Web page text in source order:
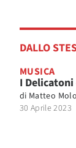
DALLO
MUSICA
I
di Matteo
30 Aprile 2023